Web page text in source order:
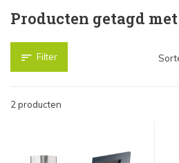
Producten getagd
Filter
2 producten